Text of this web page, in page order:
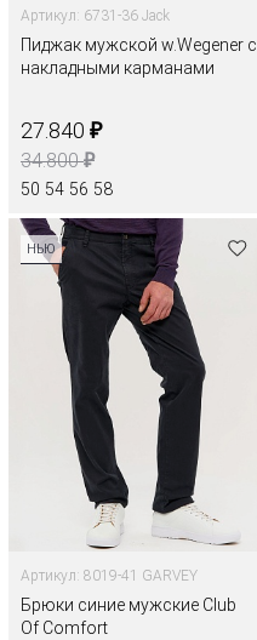
Артикул: 6731-36 Jack
Пиджак мужской w.Wegener с
накладными карманами
27.840 ₽
34.800₽
50 54 56 58
НЬЮ
Артикул: 8019-41 GARVEY
Брюки синие мужские Club
Of Comfort